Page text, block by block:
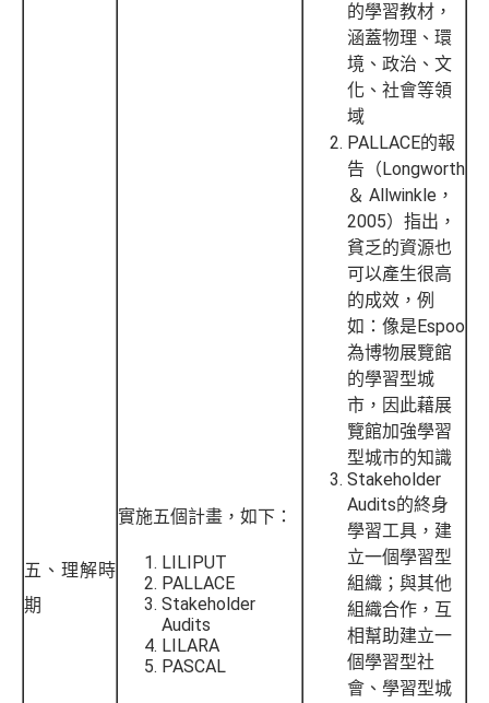
五、理解時
期
實施五個計畫，如下：
LILIPUT
PALLACE
Stakeholder
Audits
LILARA
PASCAL
的學習教材，
涵蓋物理、環
境、政治、文
化、社會等領
域
PALLACE的報
告（Longworth
＆ Allwinkle，
2005）指出，
貧乏的資源也
可以產生很高
的成效，例
如：像是Espoo
為博物展覽館
的學習型城
市，因此藉展
覽館加強學習
型城市的知識
Stakeholder
Audits的終身
學習工具，建
立一個學習型
組織；與其他
組織合作，互
相幫助建立一
個學習型社
會、學習型城